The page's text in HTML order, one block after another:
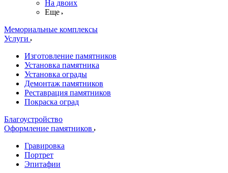
На двоих
Еще
Мемориальные комплексы
Услуги
Изготовление памятников
Установка памятника
Установка ограды
Демонтаж памятников
Реставрация памятников
Покраска оград
Благоустройство
Оформление памятников
Гравировка
Портрет
Эпитафии